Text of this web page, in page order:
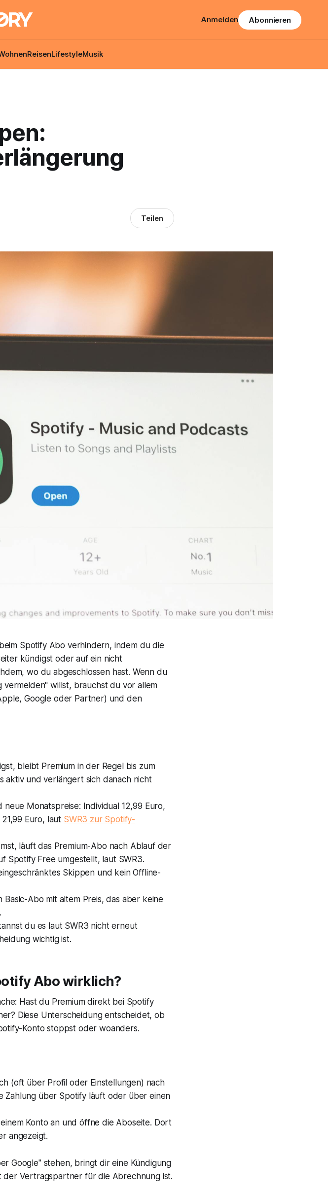
ReisenLifestyleMusik
Anmelden Abonnieren
Teilen
Spotify Abo verhindern, indem du die
kündigst oder auf ein nicht
wo du abgeschlossen hast. Wenn du
vermeiden" willst, brauchst du vor allem
Google oder Partner) und den
bleibt Premium in der Regel bis zum
aktiv und verlängert sich danach nicht
Monatspreise: Individual 12,99 Euro,
Euro, laut SWR3 zur Spotify-
läuft das Premium-Abo nach Ablauf der
Spotify Free umgestellt, laut SWR3.
Skippen und kein Offline-
Abo mit altem Preis, das aber keine
du es laut SWR3 nicht erneut
wichtig ist.
Abo wirklich?
Hast du Premium direkt bei Spotify
Diese Unterscheidung entscheidet, ob
Konto stoppst oder woanders.
(oft über Profil oder Einstellungen) nach
Zahlung über Spotify läuft oder über einen
Konto an und öffne die Aboseite. Dort
angezeigt.
Google" stehen, bringt dir eine Kündigung
der Vertragspartner für die Abrechnung ist.